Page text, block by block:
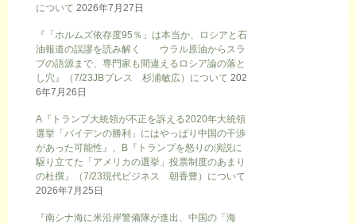
について 2026年7月27日
『「ホルムズ依存度95％」は本当か、ロシアと石
油報道の誤謬を読み解く ウラル原油からスラ
ブの語源まで、専門家も間違えるロシア論の落と
し穴』（7/23JBプレス 杉浦敏広）について 202
6年7月26日
A『トランプ大統領が不正を訴える2020年大統領
選挙「バイデンの勝利」にはやっぱり中国の干渉
があった可能性』、B『トランプを怒りの演説に
駆り立てた「アメリカの選挙」投票制度のあまり
の杜撰』（7/23現代ビジネス 朝香豊）について
2026年7月25日
『南シナ海に米沿岸警備隊が進出、中国の「海